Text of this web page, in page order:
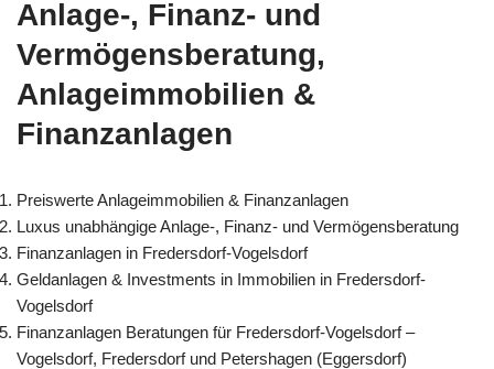
Anlage-, Finanz- und
Vermögensberatung,
Anlageimmobilien &
Finanzanlagen
Preiswerte Anlageimmobilien & Finanzanlagen
Luxus unabhängige Anlage-, Finanz- und Vermögensberatung
Finanzanlagen in Fredersdorf-Vogelsdorf
Geldanlagen & Investments in Immobilien in Fredersdorf-
Vogelsdorf
Finanzanlagen Beratungen für Fredersdorf-Vogelsdorf –
Vogelsdorf, Fredersdorf und Petershagen (Eggersdorf)